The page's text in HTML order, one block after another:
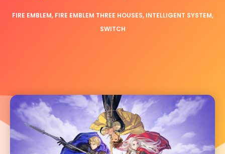
FIRE EMBLEM, FIRE EMBLEM THREE HOUSES, INTELLIGENT SYSTEM,
SWITCH